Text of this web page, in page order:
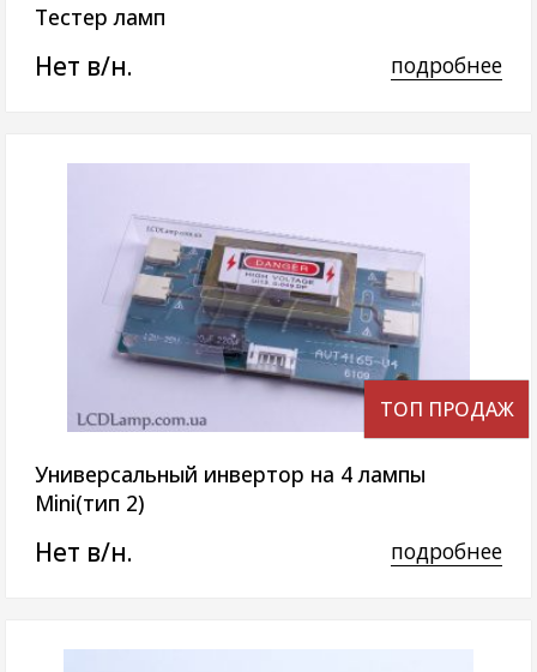
Тестер ламп
Нет в/н. подробнее
ТОП ПРОДАЖ
Универсальный инвертор на 4 лампы
Mini(тип 2)
Нет в/н. подробнее